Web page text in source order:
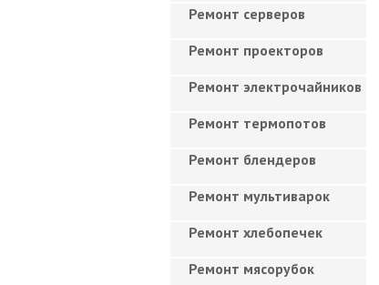
Ремонт серверов
Ремонт проекторов
Ремонт электрочайников
Ремонт термопотов
Ремонт блендеров
Ремонт мультиварок
Ремонт хлебопечек
Ремонт мясорубок